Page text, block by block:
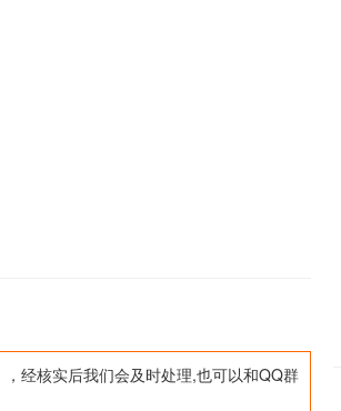
，经核实后我们会及时处理,也可以和QQ群